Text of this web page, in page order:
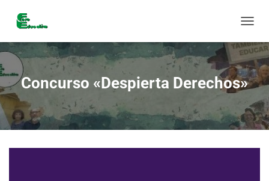
A
M
B
I
A
M
O
Concurso «Despierta Derechos»